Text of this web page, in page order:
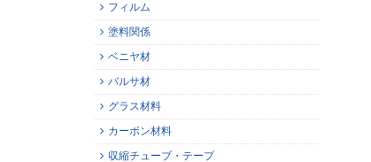
フィルム
塗料関係
ベニヤ材
バルサ材
グラス材料
カーボン材料
収縮チューブ・テープ